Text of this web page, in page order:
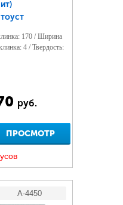
170 / Ширина
4 / Твердость:
руб.
ПРОСМОТР
A-4450